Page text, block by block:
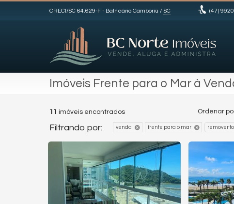
CRECI/SC 64.629-F - Balneário Camboriú / SC (47)
Imóveis Frente para o Mar à
11 imóveis encontrados Ordenar
Filtrando por: venda frente para o mar remover